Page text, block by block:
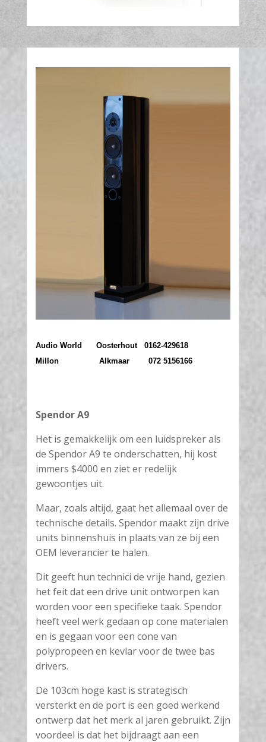
Audio World Oosterhout 0162-429618
Millon Alkmaar 072 5156166
Spendor A9
Het is gemakkelijk om een luidspreker als
de Spendor A9 te onderschatten, hij kost
immers $4000 en ziet er redelijk
gewoontjes uit.
Maar, zoals altijd, gaat het allemaal over de
technische details. Spendor maakt zijn drive
units binnenshuis in plaats van ze bij een
OEM leverancier te halen.
Dit geeft hun technici de vrije hand, gezien
het feit dat een drive unit ontworpen kan
worden voor een specifieke taak. Spendor
heeft veel werk gedaan op cone materialen
en is gegaan voor een cone van
polypropeen en kevlar voor de twee bas
drivers.
De 103cm hoge kast is strategisch
versterkt en de port is een goed werkend
ontwerp dat het merk al jaren gebruikt. Zijn
voordeel is dat het bijdraagt aan een